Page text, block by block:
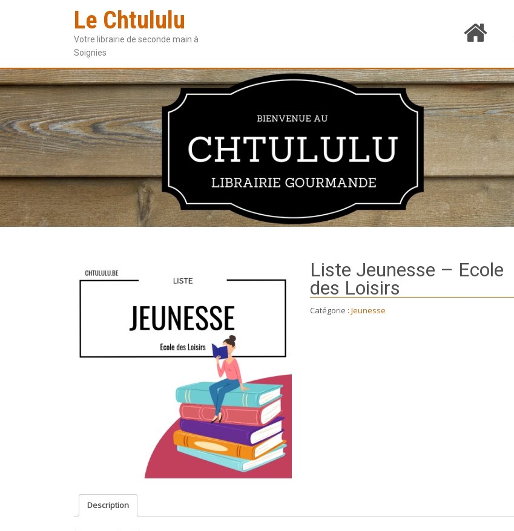
Le Chtululu
Votre librairie de seconde main à
Soignies
Liste Jeunesse – Ecole
des Loisirs
Catégorie : Jeunesse
Description